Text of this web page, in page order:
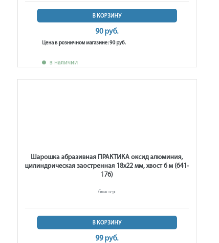
В КОРЗИНУ
90 руб.
Цена в розничном магазине: 90 руб.
в наличии
Шарошка абразивная ПРАКТИКА оксид алюминия,
цилиндрическая заостренная 18х22 мм, хвост 6 м (641-
176)
блистер
В КОРЗИНУ
99 руб.